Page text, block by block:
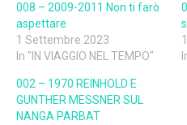
008 – 2009-2011 Non ti farò
aspettare
1 Settembre 2023
In "IN VIAGGIO NEL TEMPO"
002 – 1970 REINHOLD E
GUNTHER MESSNER SUL
NANGA PARBAT